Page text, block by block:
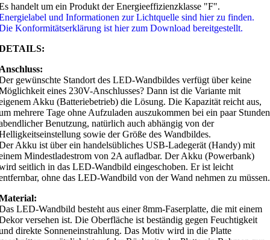
handelt um ein Produkt der Energieeffizienzklasse "F".
und Informationen zur Lichtquelle sind hier zu finden.
Konformitätserklärung ist hier zum Download bereitgestellt.
gewünschte Standort des LED-Wandbildes verfügt über keine
eines 230V-Anschlusses? Dann ist die Variante mit
Akku (Batteriebetrieb) die Lösung. Die Kapazität reicht aus,
mehrere Tage ohne Aufzuladen auszukommen bei ein paar Stunden
Benutzung, natürlich auch abhängig von der
sowie der Größe des Wandbildes.
Akku ist über ein handelsübliches USB-Ladegerät (Handy) mit
Mindestladestrom von 2A aufladbar. Der Akku (Powerbank)
seitlich in das LED-Wandbild eingeschoben. Er ist leicht
ohne das LED-Wandbild von der Wand nehmen zu müssen.
LED-Wandbild besteht aus einer 8mm-Faserplatte, die mit einem
versehen ist. Die Oberfläche ist beständig gegen Feuchtigkeit
direkte Sonneneinstrahlung. Das Motiv wird in die Platte